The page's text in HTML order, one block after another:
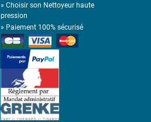
» Choisir son Nettoyeur haute
pression
» Paiement 100% sécurisé